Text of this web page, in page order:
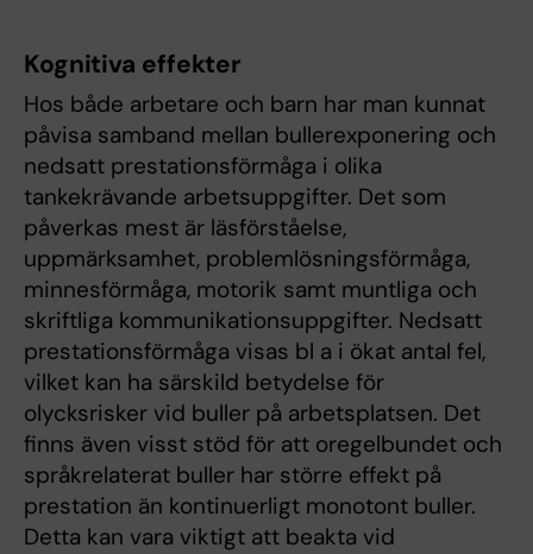
Kognitiva effekter
Hos både arbetare och barn har man kunnat
påvisa samband mellan bullerexponering och
nedsatt prestationsförmåga i olika
tankekrävande arbetsuppgifter. Det som
påverkas mest är läsförståelse,
uppmärksamhet, problemlösningsförmåga,
minnesförmåga, motorik samt muntliga och
skriftliga kommunikationsuppgifter. Nedsatt
prestationsförmåga visas bl a i ökat antal fel,
vilket kan ha särskild betydelse för
olycksrisker vid buller på arbetsplatsen. Det
finns även visst stöd för att oregelbundet och
språkrelaterat buller har större effekt på
prestation än kontinuerligt monotont buller.
Detta kan vara viktigt att beakta vid